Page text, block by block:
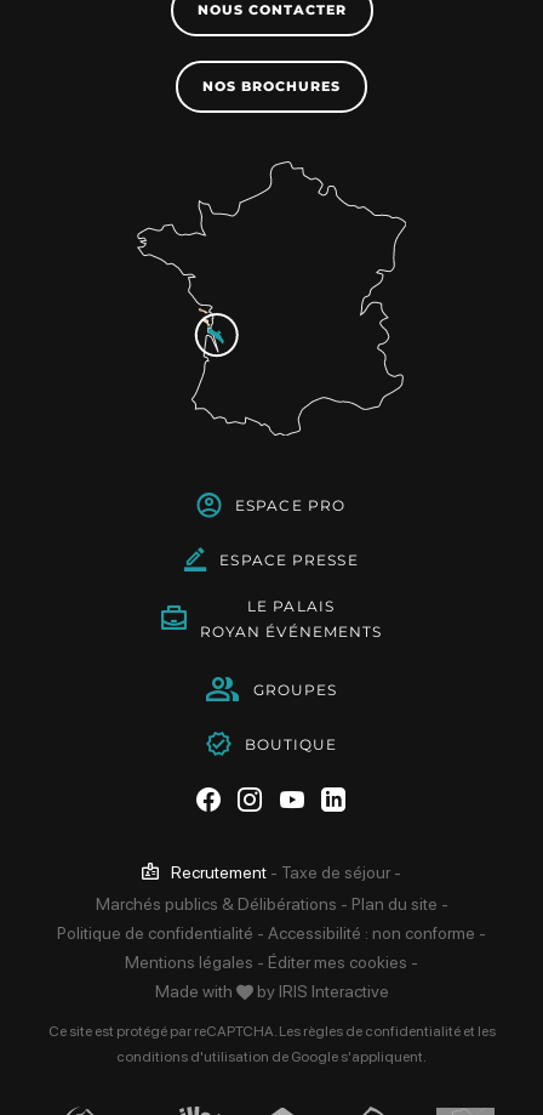
NOUS CONTACTER
NOS BROCHURES
ESPACE PRO
ESPACE PRESSE
LE PALAIS
ROYAN ÉVÉNEMENTS
GROUPES
BOUTIQUE
Suivez-nous sur Facebook
Suivez-nous sur
Suivez-nous sur
Suivez-nous sur
Recrutement - Taxe de séjour -
Marchés publics & Délibérations - Plan du site -
Politique de confidentialité - Accessibilité : non conforme -
Mentions légales - Éditer mes cookies -
Made with
by IRIS Interactive
Ce site est protégé par reCAPTCHA. Les règles de confidentialitéet les
conditions d'utilisation de Google s'appliquent.